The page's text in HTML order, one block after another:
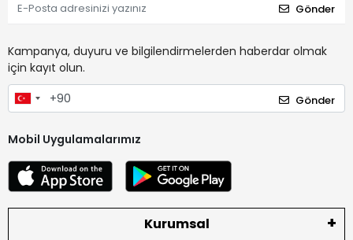
Gönder
Kampanya, duyuru ve bilgilendirmelerden haberdar olmak
için kayıt olun.
Gönder
Mobil Uygulamalarımız
Kurumsal